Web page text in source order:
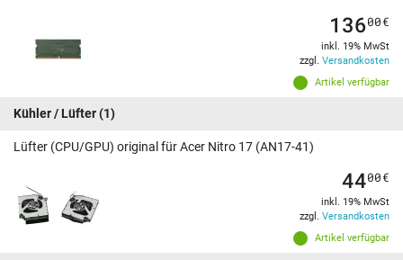
Artikel verfügbar
13600€
inkl. 19% MwSt
zzgl. Versandkosten
Kühler / Lüfter(1)
Lüfter (CPU/GPU) original für Acer Nitro 17 (AN17-41)
Artikel verfügbar
4400€
inkl. 19% MwSt
zzgl. Versandkosten